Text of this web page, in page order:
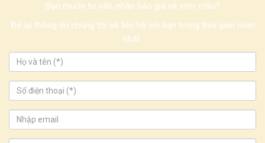
Bạn muốn tư vấn, nhận báo giá và xem mẫu?
Để lại thông tin chúng tôi sẽ liên hệ với bạn trong thời gian sớm
nhất.